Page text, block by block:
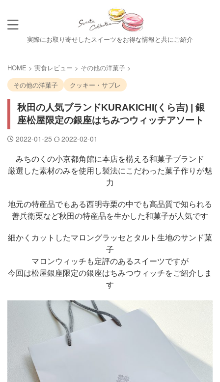
実際にお取り寄せしたスイーツをお得な情報と共にご紹介
HOME > 実食レビュー > その他の洋菓子 >
その他の洋菓子
クッキー・サブレ
秋田の人気ブランドKURAKICHI(くら吉) | 銀
座松屋限定の銀座はちみつウィッチアソート
2022-01-25 2022-02-01
みちのくの小京都角館に本店を構える和菓子ブランド
厳選した素材のみを使用し製法にこだわった菓子作りが魅
力
地元の特産品でもある西明寺栗の中でも高品質で知られる
善兵衛栗など秋田の特産品を生かした和菓子が人気です
細かくカットしたマロングラッセとタルト生地のサンド菓
子
マロンウィッチも定評のあるスイーツですが
今回は松屋銀座限定の銀座はちみつウィッチをご紹介しま
す